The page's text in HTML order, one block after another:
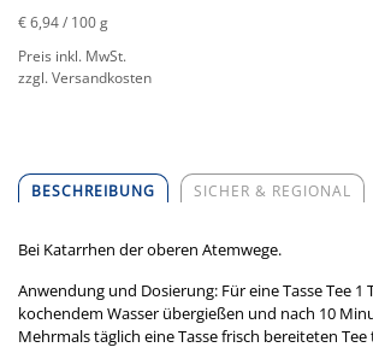
€ 6,94/ 100 g
Preis inkl. MwSt.
zzgl. Versandkosten
BESCHREIBUNG SICHER & REGIONAL
Bei Katarrhen der oberen Atemwege.
Anwendung und Dosierung: Für eine Tasse Tee 1
kochendem Wasser übergießen und nach 10
Mehrmals täglich eine Tasse frisch bereiteten